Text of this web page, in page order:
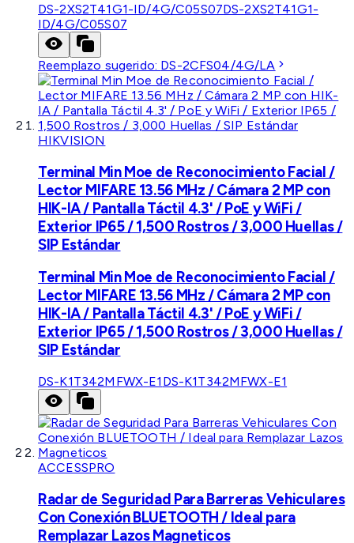
DS-2XS2T41G1-ID/4G/C05S07DS-2XS2T41G1-
ID/4G/C05S07
Reemplazo sugerido: DS-2CFS04/4G/LA
HIKVISION
Terminal Min Moe de Reconocimiento Facial /
Lector MIFARE 13.56 MHz / Cámara 2 MP con
HIK-IA / Pantalla Táctil 4.3' / PoE y WiFi /
Exterior IP65 / 1,500 Rostros / 3,000 Huellas /
SIP Estándar
Terminal Min Moe de Reconocimiento Facial /
Lector MIFARE 13.56 MHz / Cámara 2 MP con
HIK-IA / Pantalla Táctil 4.3' / PoE y WiFi /
Exterior IP65 / 1,500 Rostros / 3,000 Huellas /
SIP Estándar
DS-K1T342MFWX-E1 DS-K1T342MFWX-E1
ACCESSPRO
Radar de Seguridad Para Barreras Vehiculares
Con Conexión BLUETOOTH / Ideal para
Remplazar Lazos Magneticos